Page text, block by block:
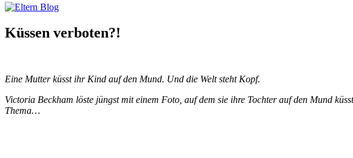
Küssen verboten?!
Eine Mutter küsst ihr Kind auf den Mund. Und die Welt steht Kopf.
Victoria Beckham löste jüngst mit einem Foto, auf dem sie ihre Tochter auf den Mund
Thema…